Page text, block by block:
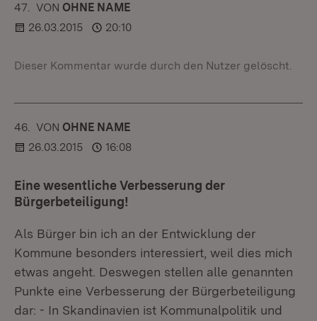
47. KOMMENTAR
VON :OHNE NAME
26.03.2015
20:10
Dieser Kommentar wurde durch den Nutzer gelöscht.
46. KOMMENTAR
VON :OHNE NAME
26.03.2015
16:08
Eine wesentliche Verbesserung der
Bürgerbeteiligung!
Als Bürger bin ich an der Entwicklung der
Kommune besonders interessiert, weil dies mich
etwas angeht. Deswegen stellen alle genannten
Punkte eine Verbesserung der Bürgerbeteiligung
dar: - In Skandinavien ist Kommunalpolitik und